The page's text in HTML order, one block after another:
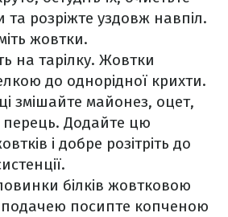
та розріжте уздовж навпіл.
жовтки.
на тарілку. Жовтки
до однорідної крихти.
змішайте майонез, оцет,
перець. Додайте цю
і добре розітріть до
білків жовтковою
посипте копченою